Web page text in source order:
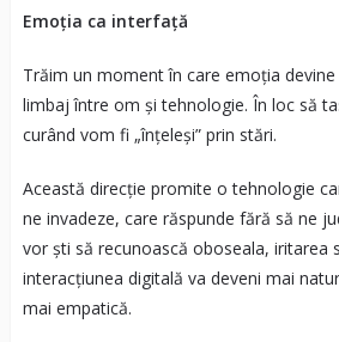
Emoția ca interfață
Trăim un moment în care emoția
limbaj între om și tehnologie. În loc să
curând vom fi „înțeleși” prin stări.
Această direcție promite o tehnologie
ne invadeze, care răspunde fără să ne
vor ști să recunoască oboseala, iritarea
interacțiunea digitală va deveni mai
mai empatică.